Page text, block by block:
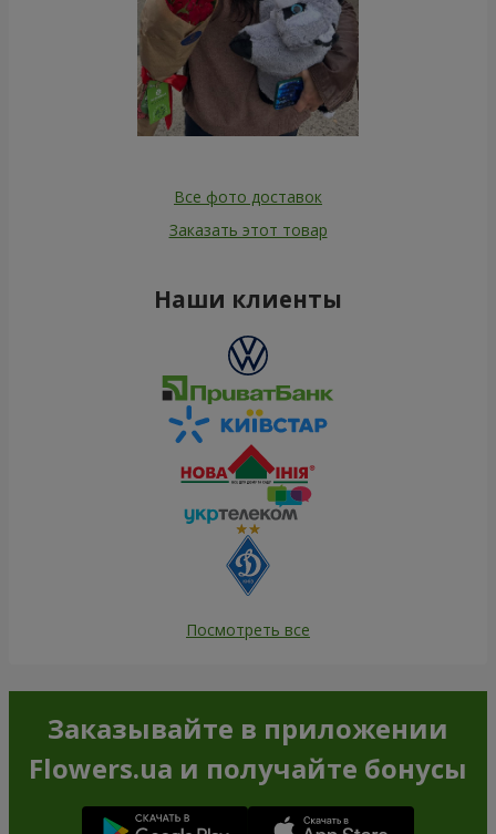
Все фото доставок
Заказать этот товар
Наши клиенты
Посмотреть все
Заказывайте в приложении
Flowers.ua и получайте бонусы